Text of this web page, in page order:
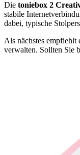
Die toniebox 2
stabile
dabei, typische
Als nächstes
verwalten. Sollten Sie